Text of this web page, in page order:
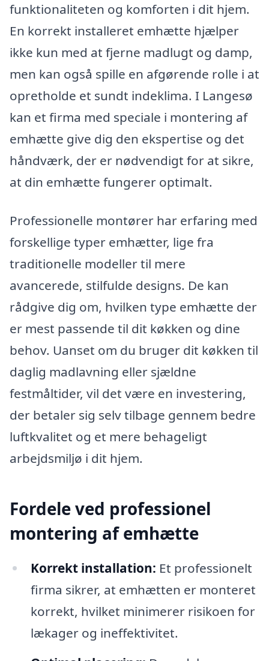
funktionaliteten og komforten i dit hjem.
En korrekt installeret emhætte hjælper
ikke kun med at fjerne madlugt og damp,
men kan også spille en afgørende rolle i at
opretholde et sundt indeklima. I Langesø
kan et firma med speciale i montering af
emhætte give dig den ekspertise og det
håndværk, der er nødvendigt for at sikre,
at din emhætte fungerer optimalt.
Professionelle montører har erfaring med
forskellige typer emhætter, lige fra
traditionelle modeller til mere
avancerede, stilfulde designs. De kan
rådgive dig om, hvilken type emhætte der
er mest passende til dit køkken og dine
behov. Uanset om du bruger dit køkken til
daglig madlavning eller sjældne
festmåltider, vil det være en investering,
der betaler sig selv tilbage gennem bedre
luftkvalitet og et mere behageligt
arbejdsmiljø i dit hjem.
Fordele ved professionel
montering af emhætte
Korrekt installation: Et professionelt
firma sikrer, at emhætten er monteret
korrekt, hvilket minimerer risikoen for
lækager og ineffektivitet.